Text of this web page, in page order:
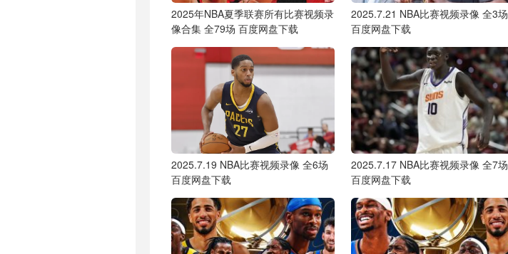
2025年NBA夏季联赛所有比赛视频录
像合集 全79场 百度网盘下载
2025.7.21 NBA比赛视频录像 全3场
百度网盘下载
2025.7.19 NBA比赛视频录像 全6场
百度网盘下载
2025.7.17 NBA比赛视频录像 全7场
百度网盘下载